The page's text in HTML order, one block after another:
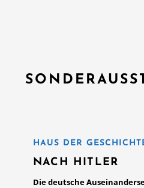
HAUS DER
NACH HITLER
Die deutsche